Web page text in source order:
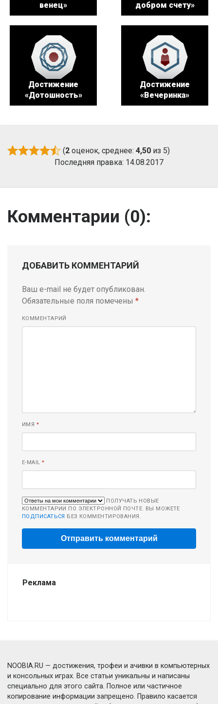
венец»
добром счету»
Достижение
«Дотошность»
Достижение
«Вечеринка»
(2 оценок, среднее: 4,50 из 5)
Последняя правка: 14.08.2017
Комментарии (0):
ДОБАВИТЬ КОММЕНТАРИЙ
Ваш e-mail не будет опубликован.
Обязательные поля помечены *
КОММЕНТАРИЙ
ИМЯ *
E-MAIL*
ПОЛУЧАТЬ НОВЫЕ
КОММЕНТАРИИ ПО ЭЛЕКТРОННОЙ ПОЧТЕ. ВЫ МОЖЕТЕ
ПОДПИСАТЬСЯ БЕЗ КОММЕНТИРОВАНИЯ.
Реклама
NOOBIA.RU — достижения, трофеи и ачивки в компьютерных
и консольных играх. Все статьи уникальны и написаны
специально для этого сайта. Полное или частичное
копирование информации запрещено. Правило касается